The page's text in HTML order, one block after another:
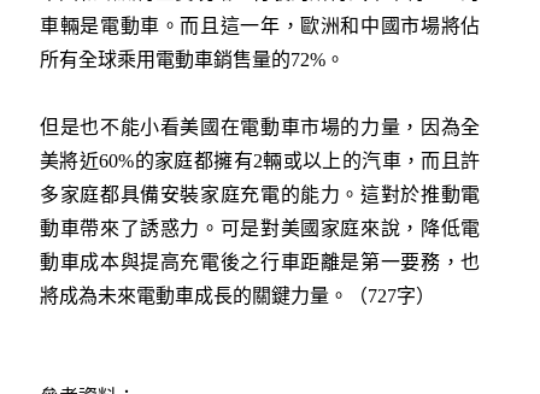
車輛是電動車。而且這一年，歐洲和中國市場將佔
所有全球乘用電動車銷售量的72%。
但是也不能小看美國在電動車市場的力量，因為全
美將近60%的家庭都擁有2輛或以上的汽車，而且許
多家庭都具備安裝家庭充電的能力。這對於推動電
動車帶來了誘惑力。可是對美國家庭來說，降低電
動車成本與提高充電後之行車距離是第一要務，也
將成為未來電動車成長的關鍵力量。（727字）